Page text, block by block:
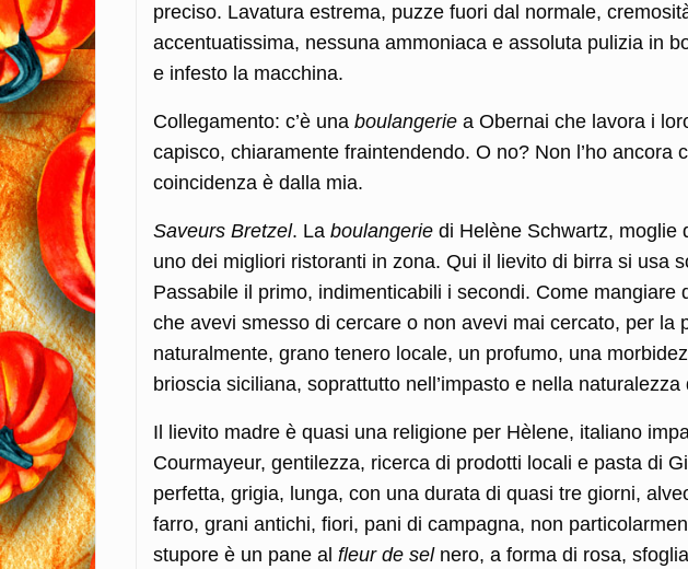
preciso. Lavatura estrema, puzze fuori dal normale,
accentuatissima, nessuna ammoniaca e assoluta pulizia in
e infesto la macchina.
Collegamento: c’è una boulangerie a Obernai che lavora i
capisco, chiaramente fraintendendo. O no? Non l’ho ancora
coincidenza è dalla mia.
Saveurs Bretzel. La boulangerie di Helène Schwartz, moglie
uno dei migliori ristoranti in zona. Qui il lievito di birra si usa
Passabile il primo, indimenticabili i secondi. Come mangiare
che avevi smesso di cercare o non avevi mai cercato, per la
naturalmente, grano tenero locale, un profumo, una
brioscia siciliana, soprattutto nell’impasto e nella naturalezza
Il lievito madre è quasi una religione per Hèlene, italiano
Courmayeur, gentilezza, ricerca di prodotti locali e pasta di
perfetta, grigia, lunga, con una durata di quasi tre giorni,
farro, grani antichi, fiori, pani di campagna, non
stupore è un pane al fleur de sel nero, a forma di rosa,